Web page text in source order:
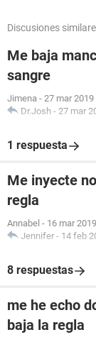
Discusiones
Me baja
sangre
Jimena - 27 mar
Dr.Josh - 27 mar
1 respuesta
Me inyecte
regla
Annabel - 16 mar
Jennifer - 14 feb
8 respuestas
me he echo
baja la regla